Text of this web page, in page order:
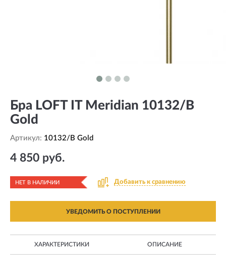
Бра LOFT IT Meridian 10132/B
Gold
Артикул: 10132/B Gold
4 850 руб.
НЕТ В НАЛИЧИИ Добавить к сравнению
УВЕДОМИТЬ О ПОСТУПЛЕНИИ
ХАРАКТЕРИСТИКИ ОПИСАНИЕ